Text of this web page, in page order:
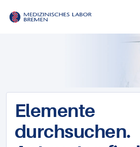
Elemente
durchsuchen.